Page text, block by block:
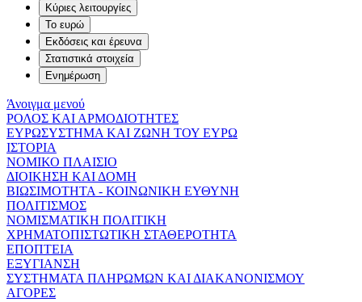
Κύριες λειτουργίες
Το ευρώ
Εκδόσεις και έρευνα
Στατιστικά στοιχεία
Ενημέρωση
Άνοιγμα μενού
ΡΟΛΟΣ ΚΑΙ ΑΡΜΟΔΙΟΤΗΤΕΣ
ΕΥΡΩΣΥΣΤΗΜΑ ΚΑΙ ΖΩΝΗ ΤΟΥ ΕΥΡΩ
ΙΣΤΟΡΙΑ
ΝΟΜΙΚΟ ΠΛΑΙΣΙΟ
ΔΙΟΙΚΗΣΗ ΚΑΙ ΔΟΜΗ
ΒΙΩΣΙΜΟΤΗΤΑ - ΚΟΙΝΩΝΙΚΗ ΕΥΘΥΝΗ
ΠΟΛΙΤΙΣΜΟΣ
ΝΟΜΙΣΜΑΤΙΚΗ ΠΟΛΙΤΙΚΗ
ΧΡΗΜΑΤΟΠΙΣΤΩΤΙΚΗ ΣΤΑΘΕΡΟΤΗΤΑ
ΕΠΟΠΤΕΙΑ
ΕΞΥΓΙΑΝΣΗ
ΣΥΣΤΗΜΑΤΑ ΠΛΗΡΩΜΩΝ ΚΑΙ ΔΙΑΚΑΝΟΝΙΣΜΟΥ
ΑΓΟΡΕΣ